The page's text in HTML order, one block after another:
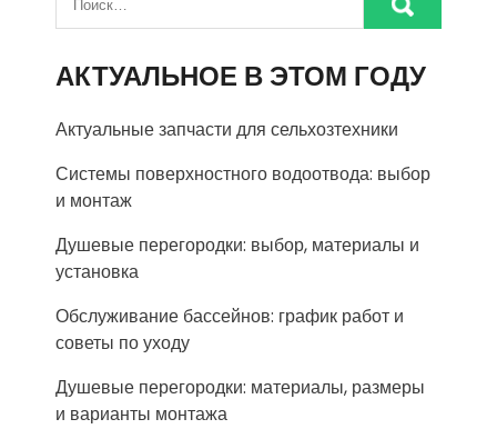
АКТУАЛЬНОЕ В ЭТОМ ГОДУ
Актуальные запчасти для сельхозтехники
Системы поверхностного водоотвода: выбор
и монтаж
Душевые перегородки: выбор, материалы и
установка
Обслуживание бассейнов: график работ и
советы по уходу
Душевые перегородки: материалы, размеры
и варианты монтажа